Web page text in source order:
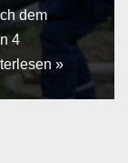
dem
4
»